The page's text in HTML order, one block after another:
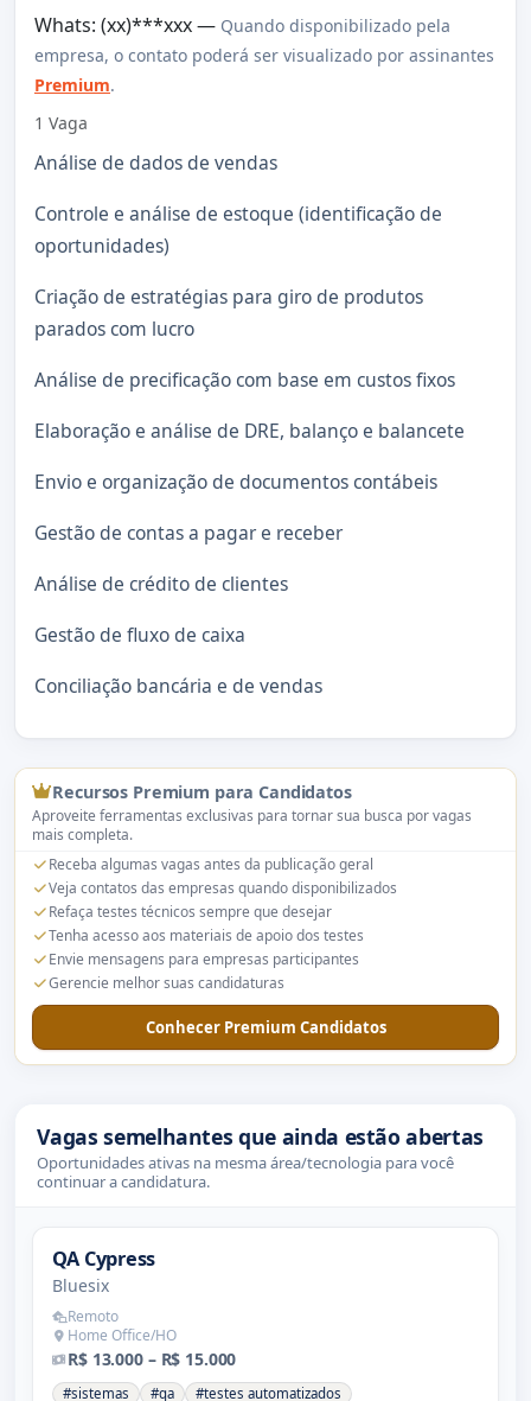
Whats: (xx)***xxx — Quando disponibilizado pela
empresa, o contato poderá ser visualizado por assinantes
Premium.
1 Vaga
Análise de dados de vendas
Controle e análise de estoque (identificação de
oportunidades)
Criação de estratégias para giro de produtos
parados com lucro
Análise de precificação com base em custos fixos
Elaboração e análise de DRE, balanço e balancete
Envio e organização de documentos contábeis
Gestão de contas a pagar e receber
Análise de crédito de clientes
Gestão de fluxo de caixa
Conciliação bancária e de vendas
Recursos Premium para Candidatos
Aproveite ferramentas exclusivas para tornar sua busca por vagas
mais completa.
Receba algumas vagas antes da publicação geral
Veja contatos das empresas quando disponibilizados
Refaça testes técnicos sempre que desejar
Tenha acesso aos materiais de apoio dos testes
Envie mensagens para empresas participantes
Gerencie melhor suas candidaturas
Conhecer Premium Candidatos
Vagas semelhantes que ainda estão abertas
Oportunidades ativas na mesma área/tecnologia para você
continuar a candidatura.
QA Cypress
Bluesix
Remoto
Home Office/HO
R$ 13.000 – R$ 15.000
#sistemas #qa #testes automatizados